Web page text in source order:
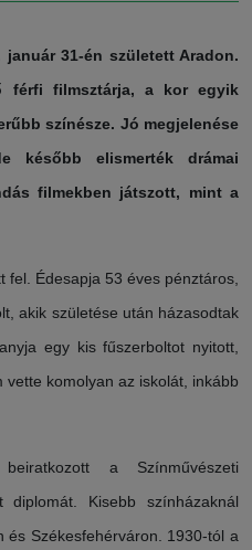
január 31-én született Aradon.
férfi filmsztárja, a kor egyik
színésze. Jó megjelenése
később elismerték drámai
filmekben játszott, mint a
Édesapja 53 éves pénztáros,
akik születése után házasodtak
egy kis fűszerboltot nyitott,
komolyan az iskolát, inkább
a Színművészeti
diplomát. Kisebb színházaknál
és Székesfehérváron. 1930-tól a